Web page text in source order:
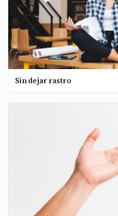
Sin dejar rastro